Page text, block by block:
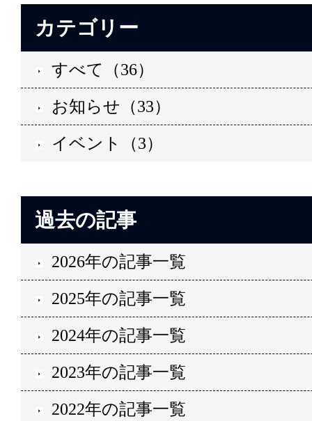
カテゴリー
すべて（36）
お知らせ（33）
イベント（3）
過去の記事
2026年の記事一覧
2025年の記事一覧
2024年の記事一覧
2023年の記事一覧
2022年の記事一覧